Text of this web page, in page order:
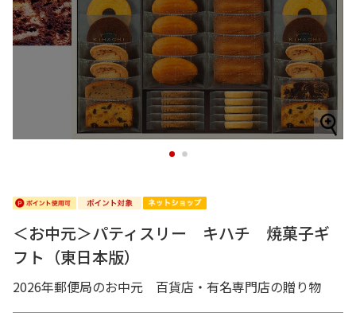
1 2
＜お中元＞パティスリー キハチ 焼菓子ギ
フト（東日本版）
2026年郵便局のお中元 百貨店・有名専門店の贈り物